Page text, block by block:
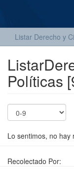
Listar Derecho y
Políticas
Lo sentimos, no hay
Recolectado Por: